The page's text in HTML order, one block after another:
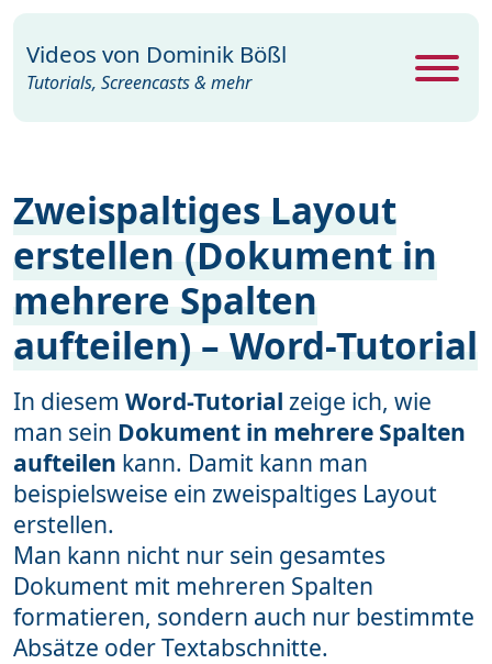
Zweispaltiges Layout
erstellen (Dokument in
mehrere Spalten
aufteilen) – Word-Tutorial
In diesem Word-Tutorial zeige ich, wie
man sein Dokument in mehrere Spalten
aufteilen kann. Damit kann man
beispielsweise ein zweispaltiges Layout
erstellen.
Man kann nicht nur sein gesamtes
Dokument mit mehreren Spalten
formatieren, sondern auch nur bestimmte
Absätze oder Textabschnitte.
Videos von Dominik Bößl
Tutorials, Screencasts & mehr
Excel
Photoshop 104
PowerPoint
Premiere 29
Webdesign 15
Windows
Word
Unterstütze mich